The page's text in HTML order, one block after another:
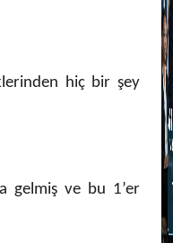
hiç bir şey
gelmiş ve bu 1’er